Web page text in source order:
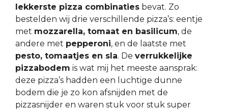
lekkerste pizza combinaties bevat. Zo
bestelden wij drie verschillende pizza’s: eentje
met mozzarella, tomaat en basilicum, de
andere met pepperoni, en de laatste met
pesto, tomaatjes en sla. De verrukkelijke
pizzabodem is wat mij het meeste aansprak:
deze pizza’s hadden een luchtige dunne
bodem die je zo kon afsnijden met de
pizzasnijder en waren stuk voor stuk super